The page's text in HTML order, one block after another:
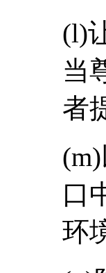
(l)
当
者
口
环